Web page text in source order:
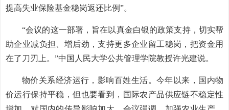
提高失业保险基金稳岗返还比例”。
“会议的这一部署，旨在以真金白银的政策支持，切实帮
助企业减负担、增后劲，支持更多企业留工稳岗，把资金用
在了刀刃上。”中国人民大学公共管理学院教授许光建说。
物价关系经济运行，影响百姓生活。今年以来，国内物
价运行保持平稳，但也要看到，国际农产品供应链不稳定性